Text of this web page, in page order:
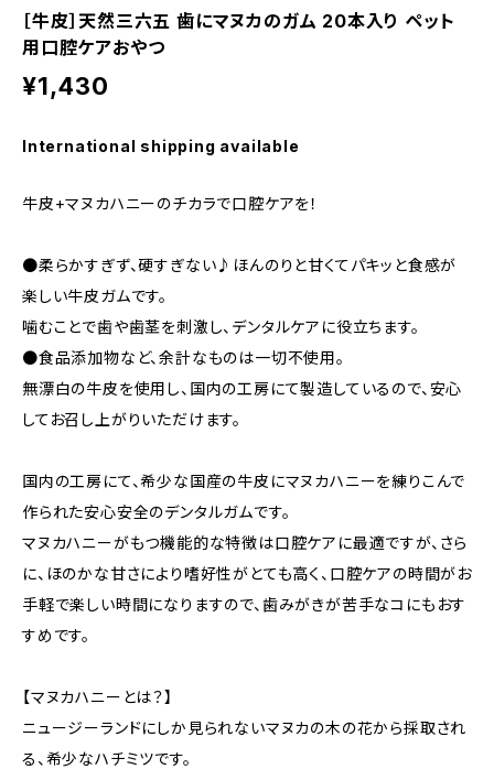
［牛皮］天然三六五 歯にマヌカのガム 20本入り ペット
用口腔ケアおやつ
¥1,430
International shipping available
牛皮+マヌカハニーのチカラで口腔ケアを！
●柔らかすぎず、硬すぎない♪ほんのりと甘くてパキッと食感が
楽しい牛皮ガムです。
噛むことで歯や歯茎を刺激し、デンタルケアに役立ちます。
●食品添加物など、余計なものは一切不使用。
無漂白の牛皮を使用し、国内の工房にて製造しているので、安心
してお召し上がりいただけます。
国内の工房にて、希少な国産の牛皮にマヌカハニーを練りこんで
作られた安心安全のデンタルガムです。
マヌカハニーがもつ機能的な特徴は口腔ケアに最適ですが、さら
に、ほのかな甘さにより嗜好性がとても高く、口腔ケアの時間がお
手軽で楽しい時間になりますので、歯みがきが苦手なコにもおす
すめです。
【マヌカハニーとは？】
ニュージーランドにしか見られないマヌカの木の花から採取され
る、希少なハチミツです。